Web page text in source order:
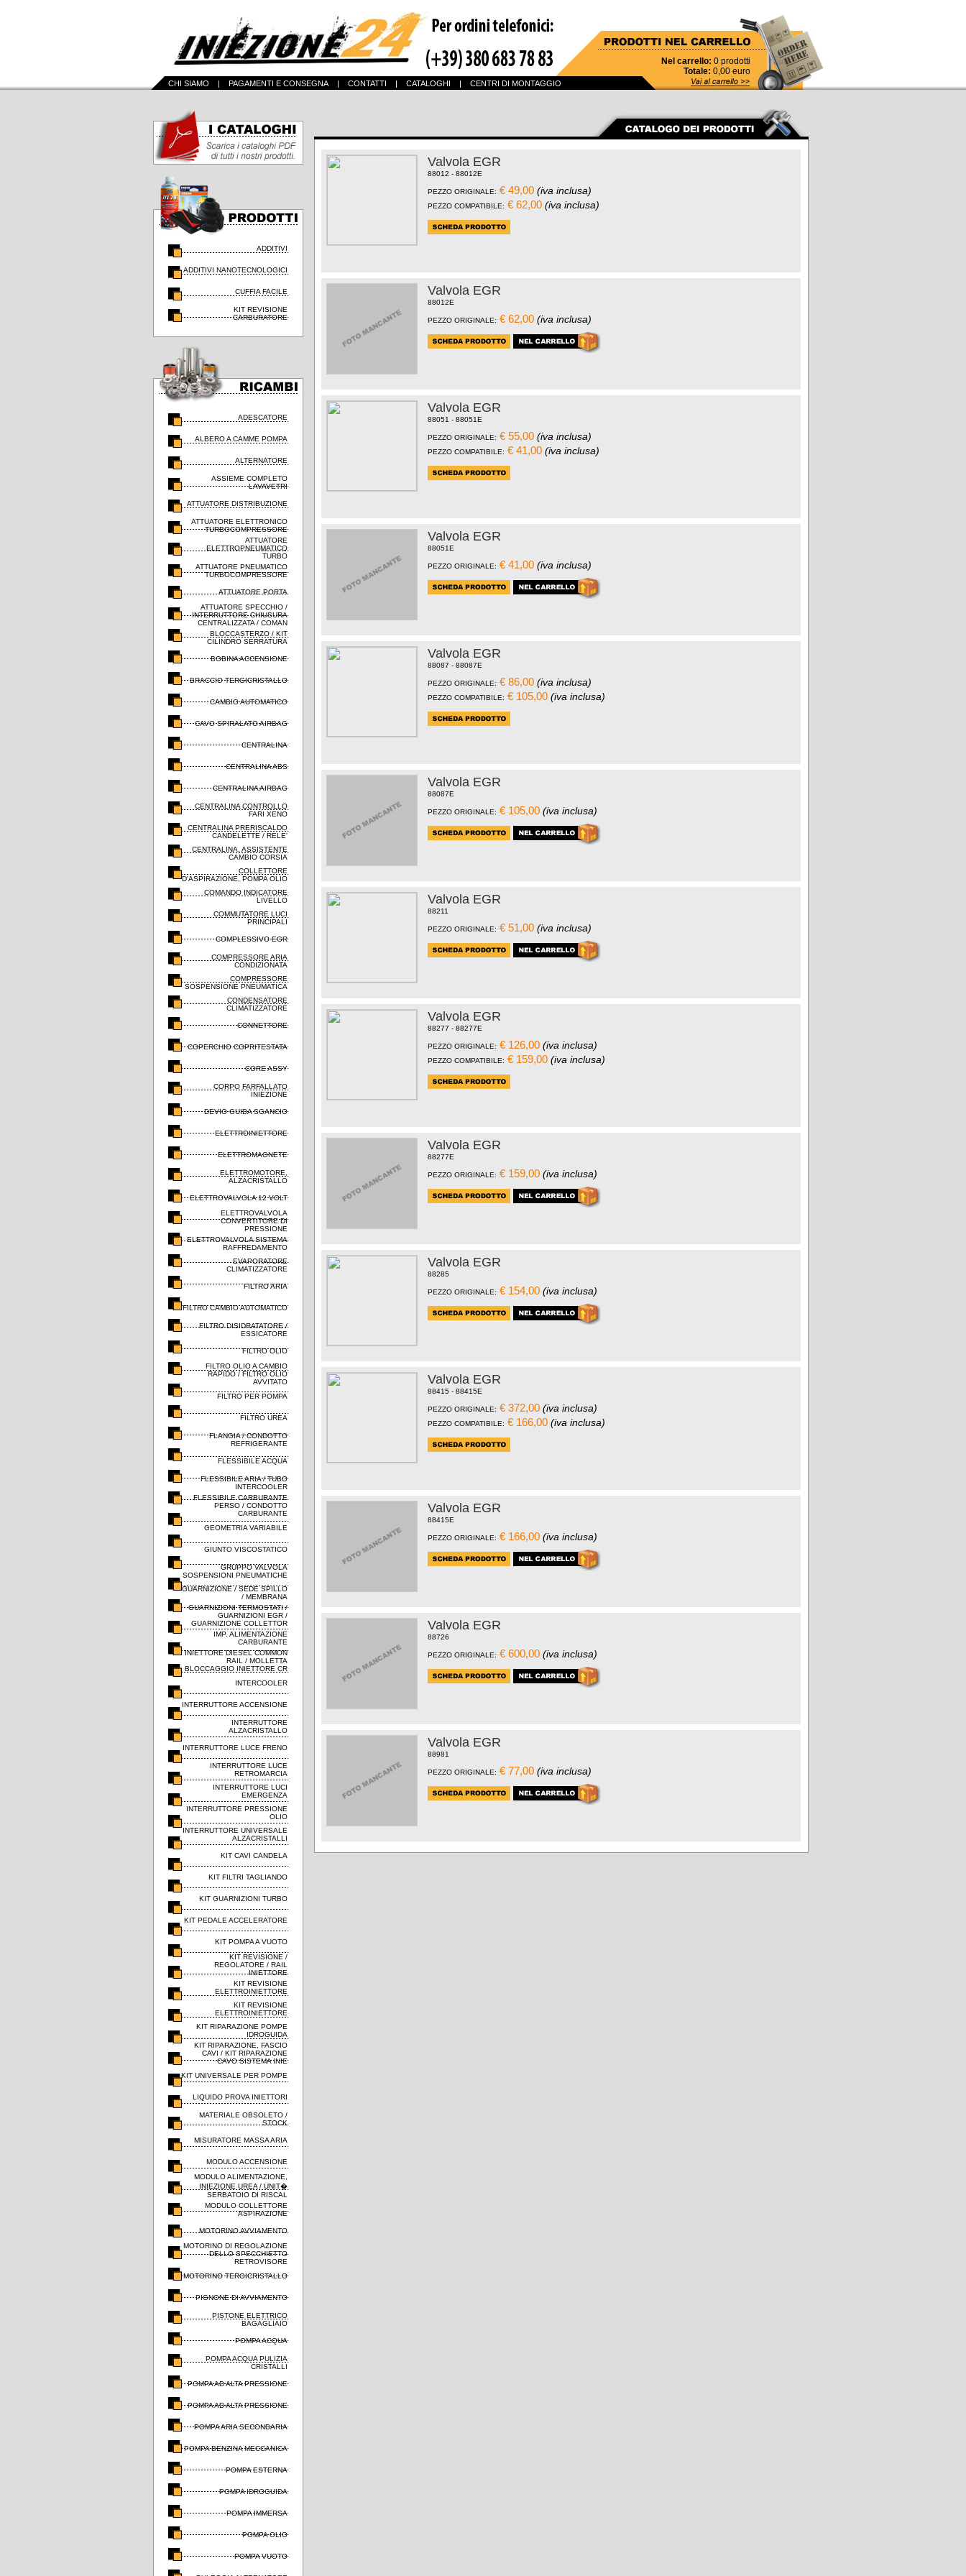
Nel carrello: 0prodotti
Totale: 0,00euro
CHI SIAMO | PAGAMENTI E CONSEGNA| CONTATTI | CATALOGHI | CENTRI DI MONTAGGIO
ADDITIVI
ADDITIVI NANOTECNOLOGICI
CUFFIA FACILE
KIT REVISIONE
CARBURATORE
ADESCATORE
ALBERO A CAMME POMPA
ALTERNATORE
ASSIEME COMPLETO
LAVAVETRI
ATTUATORE DISTRIBUZIONE
ATTUATORE ELETTRONICO
TURBOCOMPRESSORE
ATTUATORE
ELETTROPNEUMATICO
TURBO
ATTUATORE PNEUMATICO
TURBOCOMPRESSORE
ATTUATORE PORTA
ATTUATORE SPECCHIO /
INTERRUTTORE CHIUSURA
CENTRALIZZATA / COMAN
BLOCCASTERZO / KIT
CILINDRO SERRATURA
BOBINA ACCENSIONE
BRACCIO TERGICRISTALLO
CAMBIO AUTOMATICO
CAVO SPIRALATO AIRBAG
CENTRALINA
CENTRALINA ABS
CENTRALINA AIRBAG
CENTRALINA CONTROLLO
FARI XENO
CENTRALINA PRERISCALDO
CANDELETTE / RELE'
CENTRALINA, ASSISTENTE
CAMBIO CORSIA
COLLETTORE
D'ASPIRAZIONE, POMPA OLIO
COMANDO INDICATORE
LIVELLO
COMMUTATORE LUCI
PRINCIPALI
COMPLESSIVO EGR
COMPRESSORE ARIA
CONDIZIONATA
COMPRESSORE
SOSPENSIONE PNEUMATICA
CONDENSATORE
CLIMATIZZATORE
CONNETTORE
COPERCHIO COPRITESTATA
CORE ASSY
CORPO FARFALLATO
INIEZIONE
DEVIO GUIDA SGANCIO
ELETTROINIETTORE
ELETTROMAGNETE
ELETTROMOTORE,
ALZACRISTALLO
ELETTROVALVOLA 12 VOLT
ELETTROVALVOLA
CONVERTITORE DI
PRESSIONE
ELETTROVALVOLA SISTEMA
RAFFREDAMENTO
EVAPORATORE
CLIMATIZZATORE
FILTRO ARIA
FILTRO CAMBIO AUTOMATICO
FILTRO DISIDRATATORE /
ESSICATORE
FILTRO OLIO
FILTRO OLIO A CAMBIO
RAPIDO / FILTRO OLIO
AVVITATO
FILTRO PER POMPA
FILTRO UREA
FLANGIA / CONDOTTO
REFRIGERANTE
FLESSIBILE ACQUA
FLESSIBILE ARIA / TUBO
INTERCOOLER
FLESSIBILE CARBURANTE
PERSO / CONDOTTO
CARBURANTE
GEOMETRIA VARIABILE
GIUNTO VISCOSTATICO
GRUPPO VALVOLA
SOSPENSIONI PNEUMATICHE
GUARNIZIONE / SEDE SPILLO
/ MEMBRANA
GUARNIZIONI TERMOSTATI /
GUARNIZIONI EGR /
GUARNIZIONE COLLETTOR
IMP. ALIMENTAZIONE
CARBURANTE
INIETTORE DIESEL COMMON
RAIL / MOLLETTA
BLOCCAGGIO INIETTORE CR
INTERCOOLER
INTERRUTTORE ACCENSIONE
INTERRUTTORE
ALZACRISTALLO
INTERRUTTORE LUCE FRENO
INTERRUTTORE LUCE
RETROMARCIA
INTERRUTTORE LUCI
EMERGENZA
INTERRUTTORE PRESSIONE
OLIO
INTERRUTTORE UNIVERSALE
ALZACRISTALLI
KIT CAVI CANDELA
KIT FILTRI TAGLIANDO
KIT GUARNIZIONI TURBO
KIT PEDALE ACCELERATORE
KIT POMPA A VUOTO
KIT REVISIONE /
REGOLATORE / RAIL
INIETTORE
KIT REVISIONE
ELETTROINIETTORE
KIT REVISIONE
ELETTROINIETTORE
KIT RIPARAZIONE POMPE
IDROGUIDA
KIT RIPARAZIONE, FASCIO
CAVI / KIT RIPARAZIONE
CAVO SISTEMA INIE
KIT UNIVERSALE PER POMPE
LIQUIDO PROVA INIETTORI
MATERIALE OBSOLETO /
STOCK
MISURATORE MASSA ARIA
MODULO ACCENSIONE
MODULO ALIMENTAZIONE,
INIEZIONE UREA / UNIT�
SERBATOIO DI RISCAL
MODULO COLLETTORE
ASPIRAZIONE
MOTORINO AVVIAMENTO
MOTORINO DI REGOLAZIONE
DELLO SPECCHIETTO
RETROVISORE
MOTORINO TERGICRISTALLO
PIGNONE DI AVVIAMENTO
PISTONE ELETTRICO
BAGAGLIAIO
POMPA ACQUA
POMPA ACQUA PULIZIA
CRISTALLI
POMPA AD ALTA PRESSIONE
POMPA AD ALTA PRESSIONE
POMPA ARIA SECONDARIA
POMPA BENZINA MECCANICA
POMPA ESTERNA
POMPA IDROGUIDA
POMPA IMMERSA
POMPA OLIO
POMPA VUOTO
Valvola EGR
88012 - 88012E
PEZZO ORIGINALE: € 49,00 (iva inclusa)
PEZZO COMPATIBILE: € 62,00 (iva inclusa)
Valvola EGR
88012E
PEZZO ORIGINALE: € 62,00 (iva inclusa)
Valvola EGR
88051 - 88051E
PEZZO ORIGINALE: € 55,00 (iva inclusa)
PEZZO COMPATIBILE: € 41,00 (iva inclusa)
Valvola EGR
88051E
PEZZO ORIGINALE: € 41,00 (iva inclusa)
Valvola EGR
88087 - 88087E
PEZZO ORIGINALE: € 86,00 (iva inclusa)
PEZZO COMPATIBILE: € 105,00 (iva inclusa)
Valvola EGR
88087E
PEZZO ORIGINALE: € 105,00 (iva inclusa)
Valvola EGR
88211
PEZZO ORIGINALE: € 51,00 (iva inclusa)
Valvola EGR
88277 - 88277E
PEZZO ORIGINALE: € 126,00 (iva inclusa)
PEZZO COMPATIBILE: € 159,00 (iva inclusa)
Valvola EGR
88277E
PEZZO ORIGINALE: € 159,00 (iva inclusa)
Valvola EGR
88285
PEZZO ORIGINALE: € 154,00 (iva inclusa)
Valvola EGR
88415 - 88415E
PEZZO ORIGINALE: € 372,00 (iva inclusa)
PEZZO COMPATIBILE: € 166,00 (iva inclusa)
Valvola EGR
88415E
PEZZO ORIGINALE: € 166,00 (iva inclusa)
Valvola EGR
88726
PEZZO ORIGINALE: € 600,00 (iva inclusa)
Valvola EGR
88981
PEZZO ORIGINALE: € 77,00 (iva inclusa)